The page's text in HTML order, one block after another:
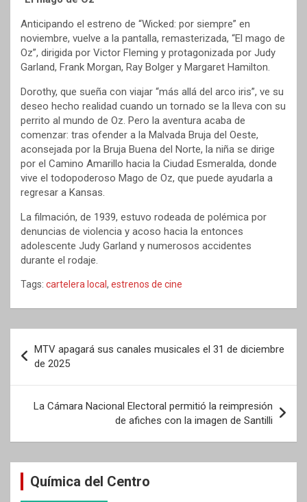
Anticipando el estreno de “Wicked: por siempre” en
noviembre, vuelve a la pantalla, remasterizada, “El mago de
Oz”, dirigida por Victor Fleming y protagonizada por Judy
Garland, Frank Morgan, Ray Bolger y Margaret Hamilton.
Dorothy, que sueña con viajar “más allá del arco iris”, ve su
deseo hecho realidad cuando un tornado se la lleva con su
perrito al mundo de Oz. Pero la aventura acaba de
comenzar: tras ofender a la Malvada Bruja del Oeste,
aconsejada por la Bruja Buena del Norte, la niña se dirige
por el Camino Amarillo hacia la Ciudad Esmeralda, donde
vive el todopoderoso Mago de Oz, que puede ayudarla a
regresar a Kansas.
La filmación, de 1939, estuvo rodeada de polémica por
denuncias de violencia y acoso hacia la entonces
adolescente Judy Garland y numerosos accidentes
durante el rodaje.
Tags: cartelera local , estrenos de cine
de
entradas
MTV apagará sus canales musicales el 31 de diciembre
de 2025
La Cámara Nacional Electoral permitió la reimpresión
de afiches con la imagen de Santilli
Química del Centro